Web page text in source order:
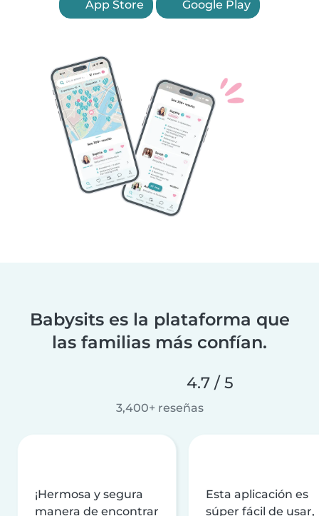
App Store Google Play
Babysits es la plataforma que
las familias más confían.
4.7 / 5
3,400+ reseñas
¡Hermosa y segura
manera de encontrar
Esta aplicación es
súper fácil de usar,